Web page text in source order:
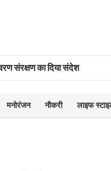
संरक्षण का दिया संदेश
मनोरंजन नौकरी लाइफ